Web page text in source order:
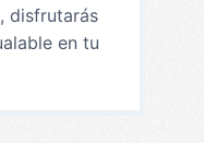
disfrutarás
en tu